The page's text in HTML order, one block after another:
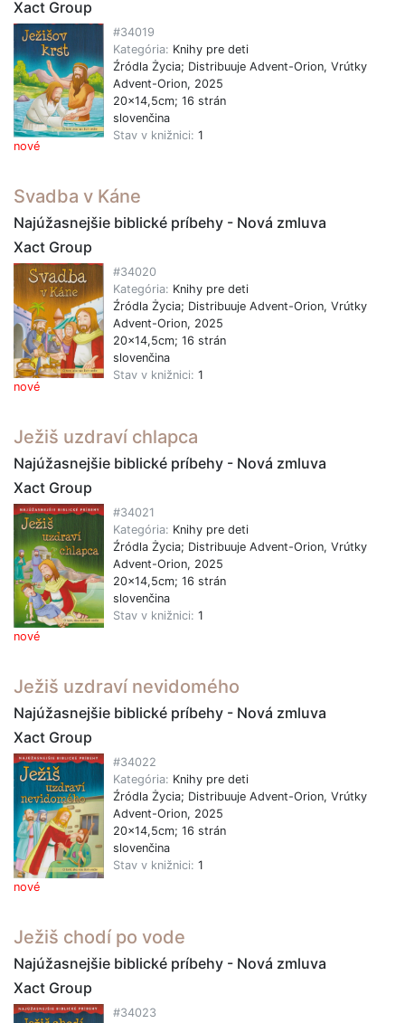
Xact Group
nové
#34019
Kategória: Knihy pre deti
Źródla Życia; Distribuuje Advent-Orion, Vrútky
Advent-Orion, 2025
20x14,5cm; 16 strán
slovenčina
Stav v knižnici: 1
Svadba v Káne
Najúžasnejšie biblické príbehy - Nová zmluva
Xact Group
nové
#34020
Kategória: Knihy pre deti
Źródla Życia; Distribuuje Advent-Orion, Vrútky
Advent-Orion, 2025
20x14,5cm; 16 strán
slovenčina
Stav v knižnici: 1
Ježiš uzdraví chlapca
Najúžasnejšie biblické príbehy - Nová zmluva
Xact Group
nové
#34021
Kategória: Knihy pre deti
Źródla Życia; Distribuuje Advent-Orion, Vrútky
Advent-Orion, 2025
20x14,5cm; 16 strán
slovenčina
Stav v knižnici: 1
Ježiš uzdraví nevidomého
Najúžasnejšie biblické príbehy - Nová zmluva
Xact Group
nové
#34022
Kategória: Knihy pre deti
Źródla Życia; Distribuuje Advent-Orion, Vrútky
Advent-Orion, 2025
20x14,5cm; 16 strán
slovenčina
Stav v knižnici: 1
Ježiš chodí po vode
Najúžasnejšie biblické príbehy - Nová zmluva
Xact Group
#34023